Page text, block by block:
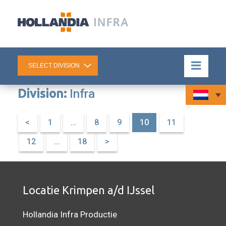
Division: Infra
< 1 … 8 9 10
11
12
… 18 >
Locatie Krimpen a/d IJssel
Hollandia Infra Productie